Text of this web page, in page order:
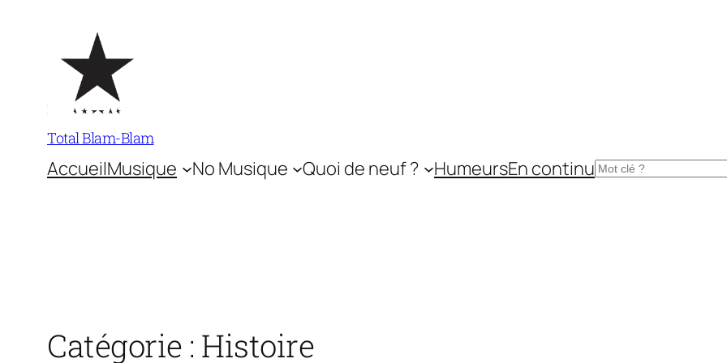
contenu
Total Blam-Blam
AccueilMusique No Musique Quoi de neuf ? HumeursEn continuRechercher
Catégorie : Histoire